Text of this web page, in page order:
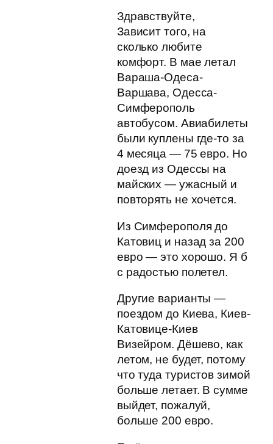
Здравствуйте,
Зависит того, на
сколько любите
комфорт. В мае летал
Вараша-Одеса-
Варшава, Одесса-
Симферополь
автобусом. Авиабилеты
были куплены где-то за
4 месяца — 75 евро. Но
доезд из Одессы на
майских — ужасный и
повторять не хочется.
Из Симферополя до
Катовиц и назад за 200
евро — это хорошо. Я б
с радостью полетел.
Другие варианты —
поездом до Киева, Киев-
Катовице-Киев
Визейром. Дёшево, как
летом, не будет, потому
что туда туристов зимой
больше летает. В сумме
выйдет, пожалуй,
больше 200 евро.